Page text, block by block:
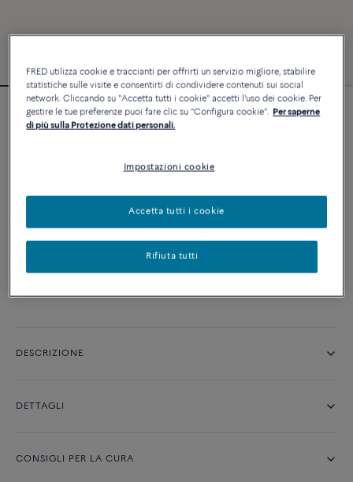
Bracciale Chance Infinie
PERSONALIZZA
AGGIUNGI AL CARRELLO
Contattataci per qualsiasi domanda sulle misure
DESCRIZIONE
DETTAGLI
CONSIGLI PER LA CURA
FRED utilizza cookie e traccianti per offrirti un servizio migliore, stabilire
statistiche sulle visite e consentirti di condividere contenuti sui social
network. Cliccando su "Accetta tutti i cookie" accetti l'uso dei cookie. Per
gestire le tue preferenze puoi fare clic su "Configura cookie". Per saperne
di più sulla Protezione dati personali.
Impostazioni cookie
Rifiuta tutti
Accetta tutti i cookie